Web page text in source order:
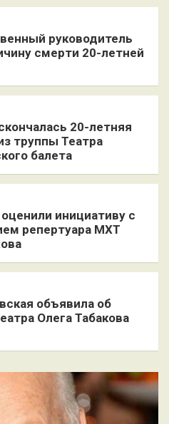
руководитель
смерти 20-летней
20-летняя
труппы Театра
балета
инициативу с
репертуара МХТ
объявила об
Олега Табакова